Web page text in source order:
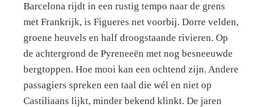
Barcelona rijdt in een rustig tempo naar de grens
met Frankrijk, is Figueres net voorbij. Dorre velden,
groene heuvels en half droogstaande rivieren. Op
de achtergrond de Pyreneeën met nog besneeuwde
bergtoppen. Hoe mooi kan een ochtend zijn. Andere
passagiers spreken een taal die wél en niet op
Castiliaans lijkt, minder bekend klinkt. De jaren